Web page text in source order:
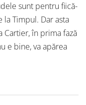
sunt pentru fiică-
la Timpul. Dar asta
Cartier, în prima fază
e bine, va apărea